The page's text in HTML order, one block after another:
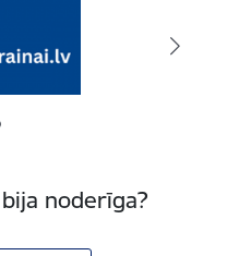
noderīga?